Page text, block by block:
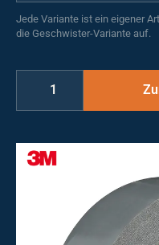
Jede Variante ist ein eigener
die Geschwister-Variante auf.